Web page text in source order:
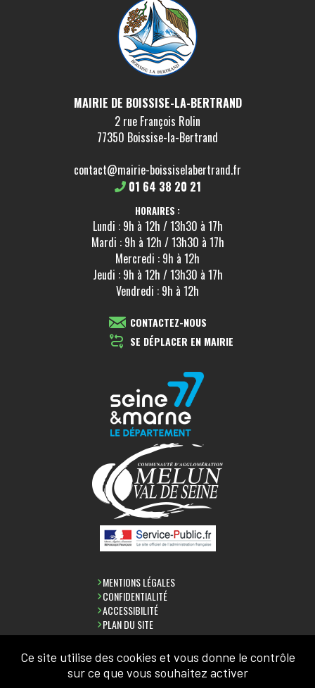
MAIRIE DE BOISSISE-LA-BERTRAND
2 rue François Rolin
77350 Boissise-la-Bertrand
contact@mairie-boissiselabertrand.fr
01 64 38 20 21
HORAIRES :
Lundi : 9h à 12h / 13h30 à 17h
Mardi : 9h à 12h / 13h30 à 17h
Mercredi : 9h à 12h
Jeudi : 9h à 12h / 13h30 à 17h
Vendredi : 9h à 12h
CONTACTEZ-NOUS
SE DÉPLACER EN MAIRIE
MENTIONS LÉGALES
CONFIDENTIALITÉ
ACCESSIBILITÉ
PLAN DU SITE
Ce site utilise des cookies et vous donne le contrôle
sur ce que vous souhaitez activer